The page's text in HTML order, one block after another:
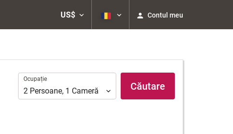
US$ Contul meu
Ocupație
Ocupație
2 Persoane, 1 Cameră Căutare